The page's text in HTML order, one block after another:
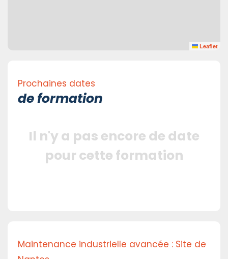
Leaflet
Prochaines dates
de formation
Il n'y a pas encore de date
pour cette formation
Maintenance industrielle avancée : Site de